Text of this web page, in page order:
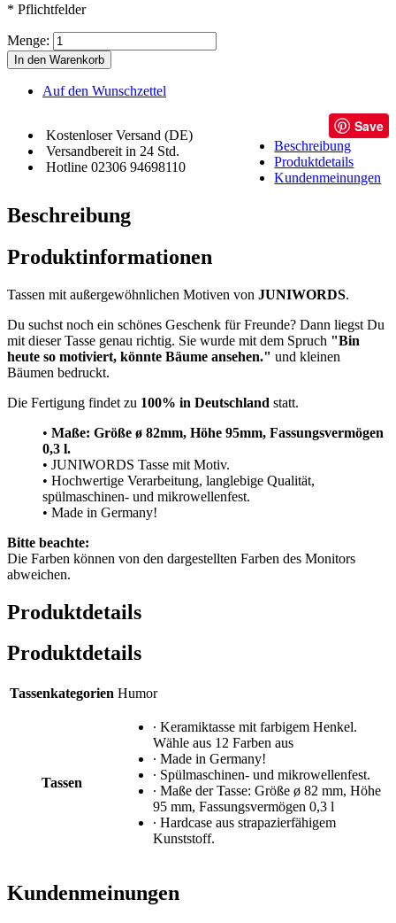
* Pflichtfelder
Menge:
In den Warenkorb
Auf den Wunschzettel
Kostenloser Versand (DE)
Versandbereit in 24 Std.
Hotline 02306 94698110
Save
Beschreibung
Produktdetails
Kundenmeinungen
Beschreibung
Produktinformationen
Tassen mit außergewöhnlichen Motiven von JUNIWORDS.
Du suchst noch ein schönes Geschenk für Freunde? Dann liegst Du
mit dieser Tasse genau richtig. Sie wurde mit dem Spruch "Bin
heute so motiviert, könnte Bäume ansehen." und kleinen
Bäumen bedruckt.
Die Fertigung findet zu 100% in Deutschland statt.
• Maße: Größe ø 82mm, Höhe 95mm, Fassungsvermögen
0,3 l.
• JUNIWORDS Tasse mit Motiv.
• Hochwertige Verarbeitung, langlebige Qualität,
spülmaschinen- und mikrowellenfest.
• Made in Germany!
Bitte beachte:
Die Farben können von den dargestellten Farben des Monitors
abweichen.
Produktdetails
Produktdetails
Tassenkategorien Humor
Tassen
∙ Keramiktasse mit farbigem Henkel.
Wähle aus 12 Farben aus
∙ Made in Germany!
∙ Spülmaschinen- und mikrowellenfest.
∙ Maße der Tasse: Größe ø 82 mm, Höhe
95 mm, Fassungsvermögen 0,3 l
∙ Hardcase aus strapazierfähigem
Kunststoff.
Kundenmeinungen